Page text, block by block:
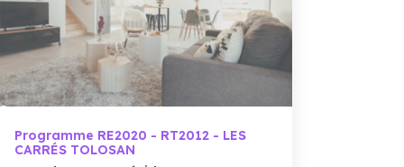
Programme RE2020 - RT2012 - LES
CARRÉS TOLOSAN